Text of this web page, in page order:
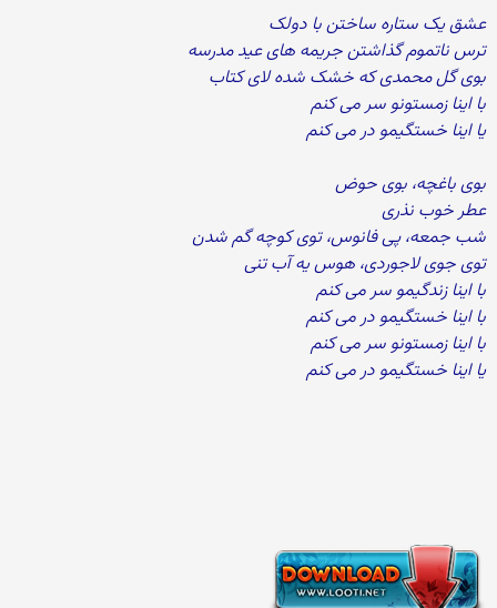
عشق یک ستاره ساختن با دولک
ترس ناتموم گذاشتن جریمه های عید مدرسه
بوی گل محمدی که خشک شده لای کتاب
با اینا زمستونو سر می کنم
یا اینا خستگیمو در می کنم
بوی باغچه، بوی حوض
عطر خوب نذری
شب جمعه، پی فانوس، توی کوچه گم شدن
توی جوی لاجوردی، هوس یه آب تنی
با اینا زندگیمو سر می کنم
با اینا خستگیمو در می کنم
با اینا زمستونو سر می کنم
یا اینا خستگیمو در می کنم